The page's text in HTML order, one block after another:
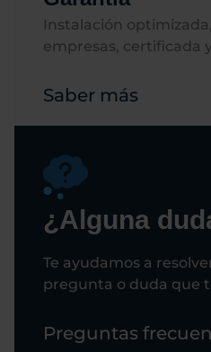
Instalación
empresas, certificada
Saber más
¿Alguna
Te ayudamos a
pregunta o duda que
Preguntas